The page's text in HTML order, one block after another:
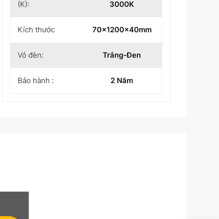
(K):
3000K
Kích thước 70x1200x40mm
Vỏ đèn: Trắng-Đen
Bảo hành : 2 Năm